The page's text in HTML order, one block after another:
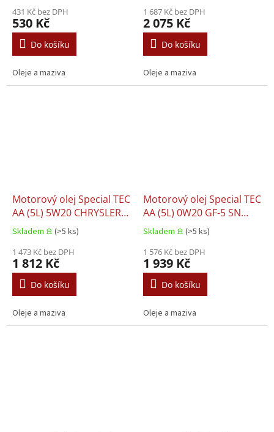
431 Kč bez DPH
530 Kč
Do košíku
Oleje a maziva
M2C946 B1 FORD M2C961
A1 GM 6094M GREAT
WALL GWM HAVAL
HONDA HYUNDAI KIA
MAZDA NISSAN SUBARU
TOY
1 687 Kč bez DPH
2 075 Kč
Do košíku
Oleje a maziva
Motorový olej Special TEC
AA (5L) 5W20 CHRYSLER
MS-6395 DEXOS1 GEN3
FIAT 9.55535 CR1 FORD
M2C947 A FORD M2C947
B1 FORD M2C962 A1 GM
6094M HONDA HYUNDAI
KIA MAZDA MITSUBISHI
NISSAN SUBA
Skladem 𖠿 (>5 ks)
1 473 Kč bez DPH
1 812 Kč
Do košíku
Oleje a maziva
Motorový olej Special TEC
AA (5L) 0W20 GF-5 SN
CHRYSLER MS-6395 FORD
M2C946 A GM 6094M
HONDA HYUNDAI ISUZU
KIA MAZDA MITSUBISHI
NISSAN SUBARU TOYOTA
Skladem 𖠿 (>5 ks)
1 576 Kč bez DPH
1 939 Kč
Do košíku
Oleje a maziva